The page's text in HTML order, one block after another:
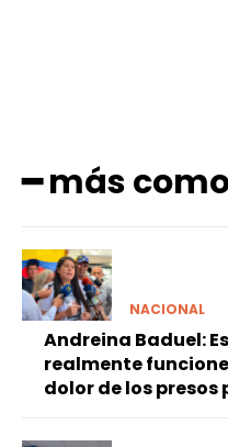
━ más
NACIONAL
Andreina Baduel:
realmente
dolor de los